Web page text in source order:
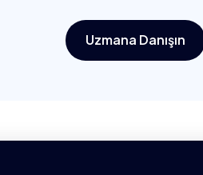
Uzmana Danışın